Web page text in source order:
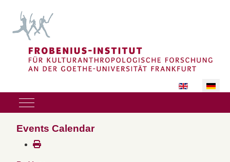
Sprache
Mobile Menu Toggle
Events Calendar